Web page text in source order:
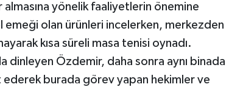
almasına yönelik faaliyetlerin önemine
emeği olan ürünleri incelerken, merkezden
kısa süreli masa tenisi oynadı.
dinleyen Özdemir, daha sonra aynı binada
burada görev yapan hekimler ve